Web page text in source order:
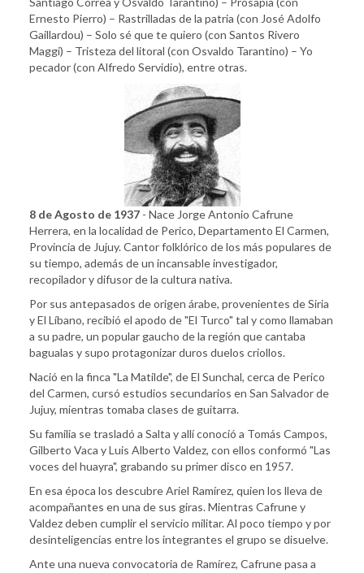
Ernesto Pierro) – Rastrilladas de la patria (con José Adolfo
Gaillardou) – Solo sé que te quiero (con Santos Rivero
Maggi) – Tristeza del litoral (con Osvaldo Tarantino) – Yo
pecador (con Alfredo Servidio), entre otras.
8 de Agosto de 1937 - Nace Jorge Antonio Cafrune
Herrera, en la localidad de Perico, Departamento El Carmen,
Provincia de Jujuy. Cantor folklórico de los más populares de
su tiempo, además de un incansable investigador,
recopilador y difusor de la cultura nativa.
Por sus antepasados de origen árabe, provenientes de Siria
y El Líbano, recibió el apodo de "El Turco" tal y como llamaban
a su padre, un popular gaucho de la región que cantaba
bagualas y supo protagonizar duros duelos criollos.
Nació en la finca "La Matilde", de El Sunchal, cerca de Perico
del Carmen, cursó estudios secundarios en San Salvador de
Jujuy, mientras tomaba clases de guitarra.
Su familia se trasladó a Salta y allí conoció a Tomás Campos,
Gilberto Vaca y Luis Alberto Valdez, con ellos conformó "Las
voces del huayra", grabando su primer disco en 1957.
En esa época los descubre Ariel Ramírez, quien los lleva de
acompañantes en una de sus giras. Mientras Cafrune y
Valdez deben cumplir el servicio militar. Al poco tiempo y por
desinteligencias entre los integrantes el grupo se disuelve.
Ante una nueva convocatoria de Ramírez, Cafrune pasa a